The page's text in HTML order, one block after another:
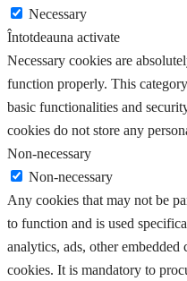
Necessary
Întotdeauna activate
Necessary cookies are
function properly. This
basic functionalities and
cookies do not store any
Non-necessary
Non-necessary
Any cookies that may not be
to function and is used
analytics, ads, other embedded
cookies. It is mandatory to